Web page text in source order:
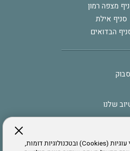
אתר זה עושה שימוש בקבצי עוגיות (Cookies) ובטכנולוגיות דומות,
מצפה רמון
סניף אילת
הבדואים
שלנו